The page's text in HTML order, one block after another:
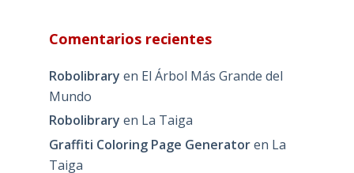
Comentarios recientes
Robolibrary en El Árbol Más Grande del
Mundo
Robolibrary en La Taiga
Graffiti Coloring Page Generatoren La
Taiga